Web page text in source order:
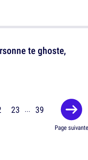
te ghoste,
23 ... 39
Page suivante